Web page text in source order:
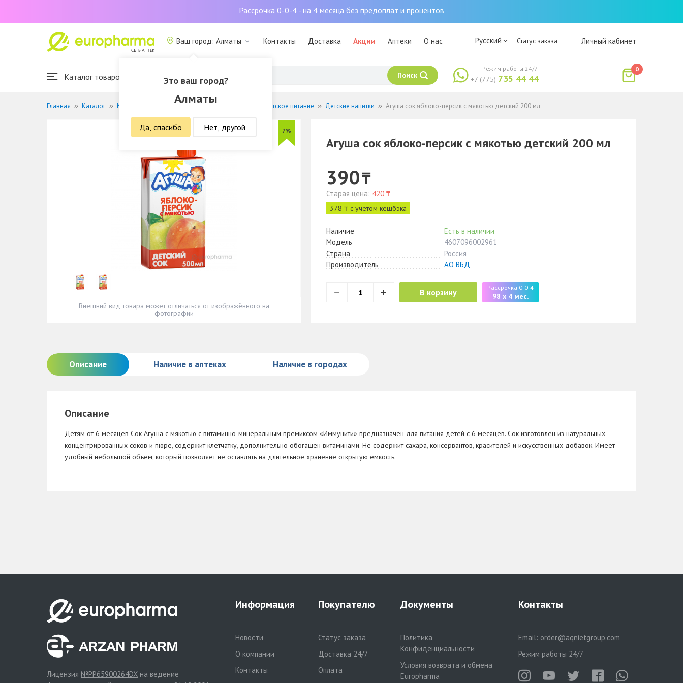
Рассрочка 0-0-4 - на 4 месяца без предоплат и процентов
Ваш город: Алматы
Это ваш город?
Алматы
Да, спасибо Нет, другой
Контакты Доставка Акции Аптеки О нас Русский Статус заказа Личный кабинет
Каталог товаров Поиск +7 (775) 735 44 44
Режим работы 24/7 0
Главная Каталог Мать и дитя Детское питание Детские напитки Агуша сок яблоко-персик с мякотью детский 200 мл
7%
Внешний вид товара может отличаться от изображённого на
фотографии
Агуша сок яблоко-персик с мякотью детский 200 мл
390₸
Старая цена: 420 ₸
378 ₸ с учётом кешбэка
Наличие
Есть в наличии
Модель
4607096002961
Страна
Россия
Производитель
АО ВБД
В корзину Рассрочка 0-0-4
98 x 4 мес.
Описание Наличие в аптеках Наличие в городах
Описание
Детям от 6 месяцев Сок Агуша с мякотью с витаминно-минеральным премиксом «Иммунити» предназначен для питания детей с 6 месяцев. Сок изготовлен из натуральных
концентрированных соков и пюре, содержит клетчатку, дополнительно обогащен витаминами. Не содержит сахара, консервантов, красителей и искусственных добавок. Имеет
удобный небольшой объем, который позволяет не оставлять на длительное хранение открытую емкость.
Лицензия №PP65900264DX на ведение
Информация
Новости
О компании
Контакты
Покупателю
Статус заказа
Доставка 24/7
Оплата
Документы
Политика
Конфиденциальности
Условия возврата и обмена
Europharma
Контакты
Email: order@aqnietgroup.com
Режим работы 24/7